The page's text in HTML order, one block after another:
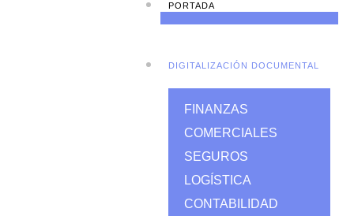
PORTADA
DIGITALIZACIÓN DOCUMENTAL
FINANZAS
COMERCIALES
SEGUROS
LOGÍSTICA
CONTABILIDAD